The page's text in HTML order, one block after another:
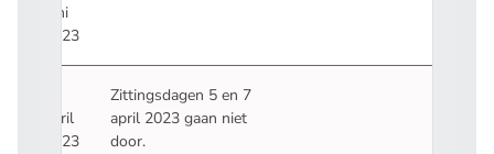
juni
2023
april
2023
Zittingsdagen 5 en 7
april 2023 gaan niet
door.